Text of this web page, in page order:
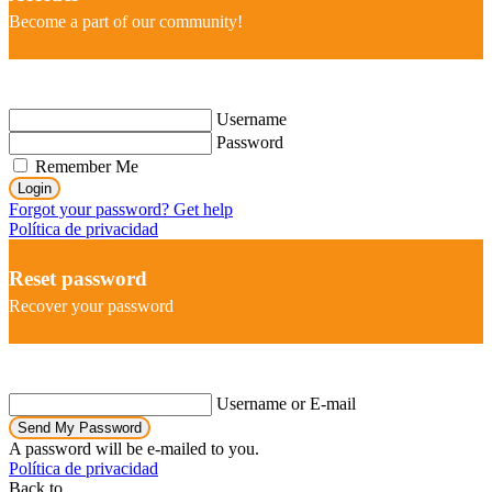
Become a part of our community!
Username
Password
Remember Me
Login
Forgot your password? Get help
Política de privacidad
Reset password
Recover your password
Username or E-mail
Send My Password
A password will be e-mailed to you.
Política de privacidad
Back to